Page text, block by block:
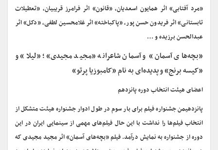
«مرد آفتابی» اثر همایون اسعدیان، «قانون» اثر فرامرز قریبیان، «تعطیلات
تابستانی» اثر فریدون حسن پور، «پاکباخته» اثر غلامحسین لطفی، «دکل» اثر
عبدالحسن برزیده و …
«بچه‌های آسمان» و آسمان شاعرانه «مجید مجیدی»؛ «لیلا» و
«کیسه برنج» و پدیده‌ای به نام «کامبوزیا پرتو»
اعضای هیئت انتخاب دوره پانزدهم
پانزدهیمن جشنواره فیلم برای بار سوم در طول ادوار جشنواره هیئت متشکل از
انتخاب فیلم‌ها را نداشت با این حال فیلم‌های مهمی از سینمایی ایران در این
دوره از جشنواره به نمایش درآمد. فیلم «بچه‌های آسمان» اثر مجید مجیدی که